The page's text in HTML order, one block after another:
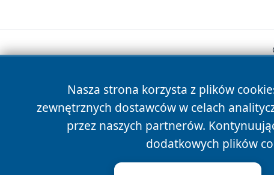
Nasza strona korzysta z plików
zewnętrznych dostawców w celach
przez naszych partnerów.
dodatkowych plików